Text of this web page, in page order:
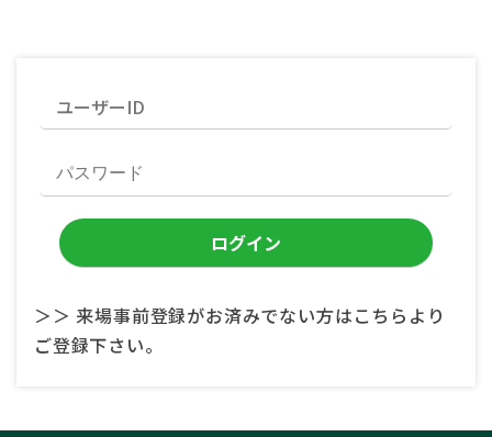
＞＞ 来場事前登録がお済みでない方はこちらより
ご登録下さい。